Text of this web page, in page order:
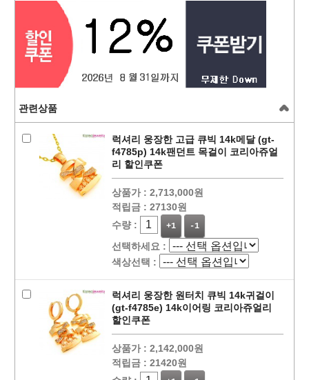
관련상품
럭셔리 웅장한 고급 큐빅 14k메달 (gt-
f4785p) 14k팬던트 목걸이 코리아쥬얼
리 할인쿠폰
상품가 : 2,713,000원
적립금 : 27130원
수량 :
+1 -1
선택하세요 :
색상선택 :
럭셔리 웅장한 원터치 큐빅 14k귀걸이
(gt-f4785e) 14k이어링 코리아쥬얼리
할인쿠폰
상품가 : 2,142,000원
적립금 : 21420원